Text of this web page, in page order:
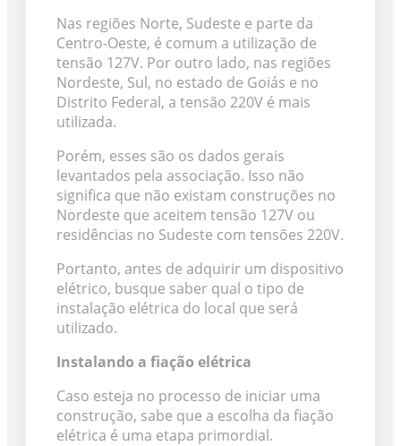
Nas regiões Norte, Sudeste e parte da
Centro-Oeste, é comum a utilização de
tensão 127V. Por outro lado, nas regiões
Nordeste, Sul, no estado de Goiás e no
Distrito Federal, a tensão 220V é mais
utilizada.
Porém, esses são os dados gerais
levantados pela associação. Isso não
significa que não existam construções no
Nordeste que aceitem tensão 127V ou
residências no Sudeste com tensões 220V.
Portanto, antes de adquirir um dispositivo
elétrico, busque saber qual o tipo de
instalação elétrica do local que será
utilizado.
Instalando a fiação elétrica
Caso esteja no processo de iniciar uma
construção, sabe que a escolha da fiação
elétrica é uma etapa primordial.